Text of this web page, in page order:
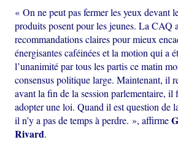
« On ne peut pas fermer les yeux devant
produits posent pour les jeunes. La CAQ
recommandations claires pour mieux
énergisantes caféinées et la motion qui a
l’unanimité par tous les partis ce matin
consensus politique large. Maintenant, il
avant la fin de la session parlementaire, il
adopter une loi. Quand il est question de
il n’y a pas de temps à perdre. », affirme
Rivard.